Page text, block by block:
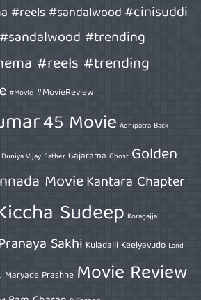
#reels #sandalwood#cinisuddi
#trending
#reels #trending
#Movie #MovieReview
45 Movie Adhipatra Back
Duniya Vijay Father Gajarama Ghost Golden
MovieKantara Chapter
Sudeep Koragajja
Sakhi Kuladalli Keelyavudo Land
Maryade Prashne Movie Review